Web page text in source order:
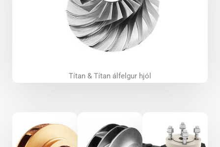
Títan & Títan álfelgur hjól